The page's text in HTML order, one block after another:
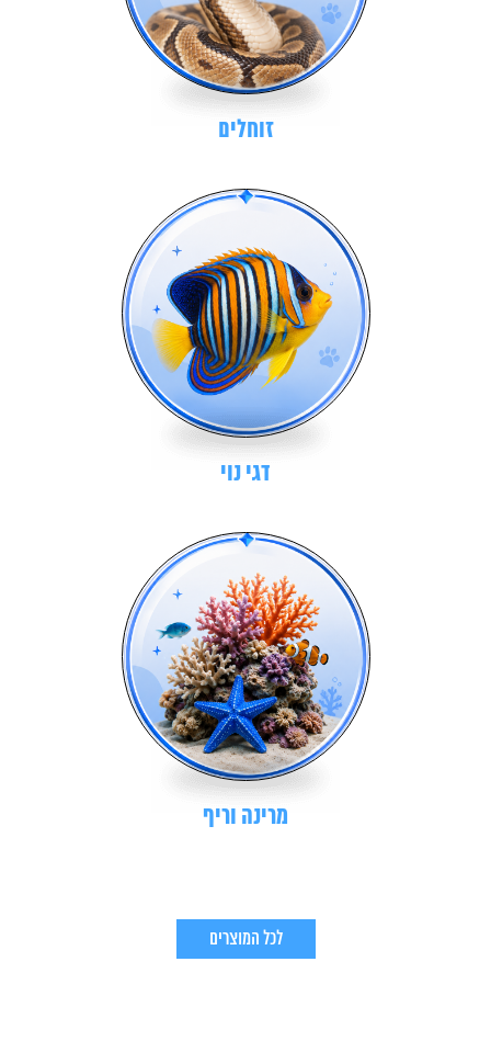
זוחלים
דגי נוי
מרינה וריף
לכל המוצרים